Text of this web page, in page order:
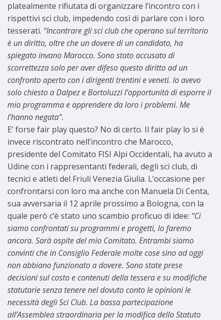
platealmente rifiutata di organizzare l’incontro con i
rispettivi sci club, impedendo così di parlare con i loro
tesserati. “Incontrare gli sci club che operano sul territorio
è un diritto, oltre che un dovere di un candidato, ha
spiegato invano Marocco. Sono stato accusato di
scorrettezza solo per aver difeso questo diritto ad un
confronto aperto con i dirigenti trentini e veneti. Io avevo
solo chiesto a Dalpez e Bortoluzzi l’opportunità di esporre il
mio programma e apprendere da loro i problemi. Me
l’hanno negata”.
E’ forse fair play questo? No di certo. Il fair play lo si è
invece riscontrato nell’incontro che Marocco,
presidente del Comitato FISI Alpi Occidentali, ha avuto a
Udine con i rappresentanti federali, degli sci club, di
tecnici e atleti del Friuli Venezia Giulia. L’occasione per
confrontarsi con loro ma anche con Manuela Di Centa,
sua avversaria il 12 aprile prossimo a Bologna, con la
quale però c’è stato uno scambio proficuo di idee: “Ci
siamo confrontati su programmi e progetti, lo faremo
ancora. Sarà ospite del mio Comitato. Entrambi siamo
convinti che in Consiglio Federale molte cose sino ad oggi
non abbiano funzionato a dovere. Sono state prese
decisioni sul costo e contenuti della tessera e su modifiche
statutarie senza tenere nel dovuto conto le opinioni le
necessità degli Sci Club. La bassa partecipazione
all’Assemblea straordinaria per la modifica dello Statuto